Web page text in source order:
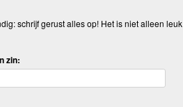
schrijf gerust alles op! Het is niet alleen leuk
zin: